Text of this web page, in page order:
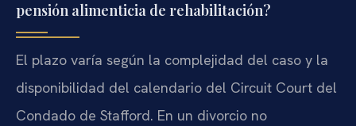
pensión alimenticia de rehabilitación?
El plazo varía según la complejidad del caso y la
disponibilidad del calendario del Circuit Court del
Condado de Stafford. En un divorcio no